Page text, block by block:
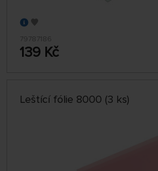
79787186
139 Kč
Leštící fólie 8000 (3 ks)